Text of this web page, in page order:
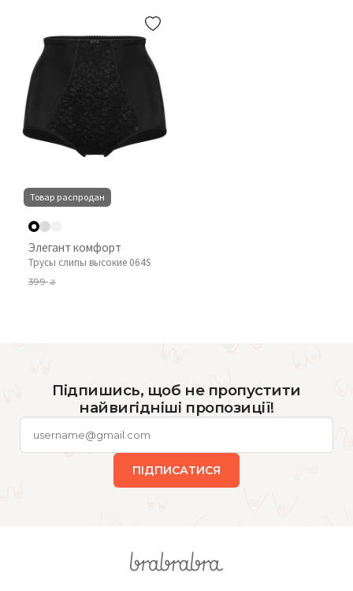
Товар распродан
Элегант комфорт
Трусы слипы высокие 064S
399₴
Підпишись, щоб не пропустити
найвигідніші пропозиції!
ПІДПИСАТИСЯ